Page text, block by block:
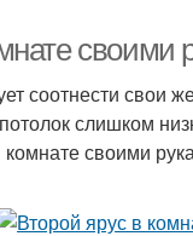
соотнести свои
слишком
комнате своими